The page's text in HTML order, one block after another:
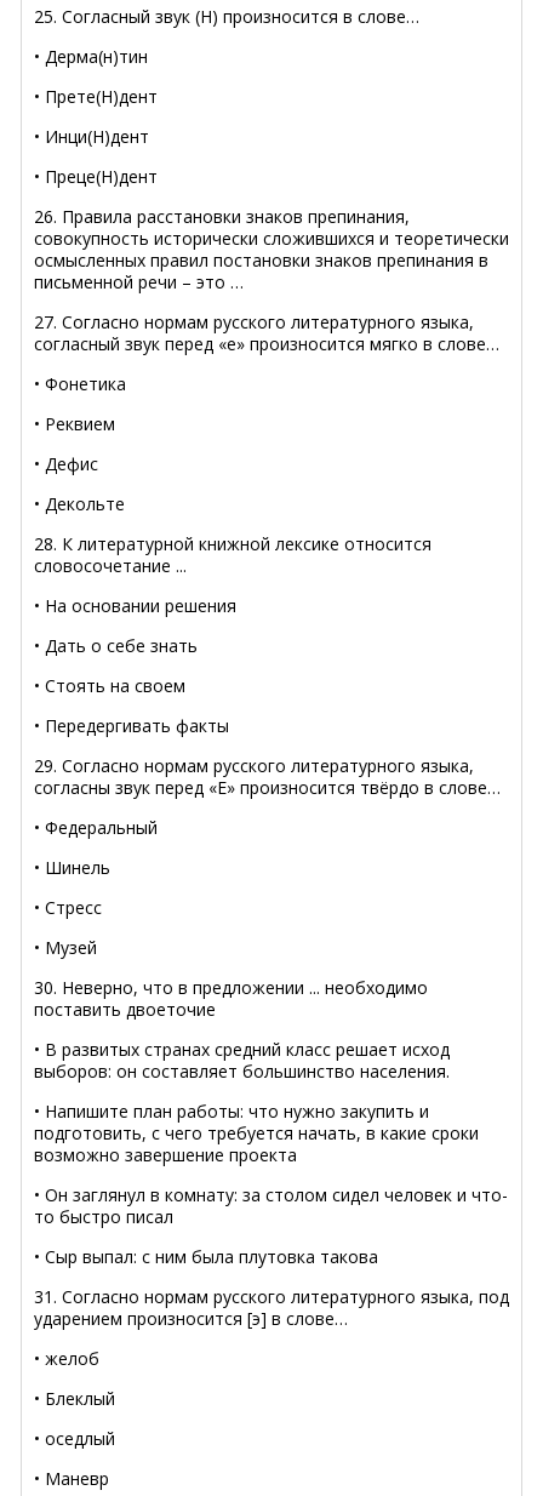
25. Согласный звук (Н) произносится в слове…
• Дерма(н)тин
• Прете(Н)дент
• Инци(Н)дент
• Преце(Н)дент
26. Правила расстановки знаков препинания,
совокупность исторически сложившихся и теоретически
осмысленных правил постановки знаков препинания в
письменной речи – это …
27. Согласно нормам русского литературного языка,
согласный звук перед «е» произносится мягко в слове…
• Фонетика
• Реквием
• Дефис
• Декольте
28. К литературной книжной лексике относится
словосочетание ...
• На основании решения
• Дать о себе знать
• Стоять на своем
• Передергивать факты
29. Согласно нормам русского литературного языка,
согласны звук перед «Е» произносится твёрдо в слове…
• Федеральный
• Шинель
• Стресс
• Музей
30. Неверно, что в предложении ... необходимо
поставить двоеточие
• В развитых странах средний класс решает исход
выборов: он составляет большинство населения.
• Напишите план работы: что нужно закупить и
подготовить, с чего требуется начать, в какие сроки
возможно завершение проекта
• Он заглянул в комнату: за столом сидел человек и что-
то быстро писал
• Сыр выпал: с ним была плутовка такова
31. Согласно нормам русского литературного языка, под
ударением произносится [э] в слове…
• желоб
• Блеклый
• оседлый
• Маневр